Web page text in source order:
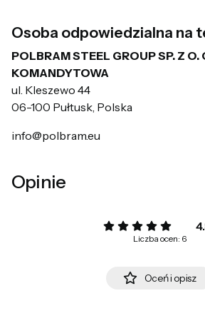
Osoba odpowiedzialna na
POLBRAM STEEL GROUP SP. Z O.
KOMANDYTOWA
ul. Kleszewo 44
06-100 Pułtusk, Polska
info@polbram.eu
Opinie
Liczba ocen: 6
Oceń i opisz